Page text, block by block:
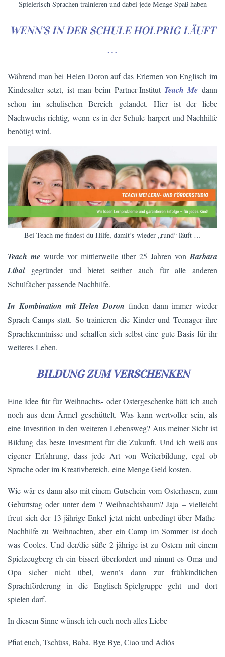
Spielerisch Sprachen trainieren und dabei jede Menge Spaß haben
WENN’S IN DER SCHULE HOLPRIG LÄUFT
…
Während man bei Helen Doron auf das Erlernen von Englisch im
Kindesalter setzt, ist man beim Partner-Institut Teach Me dann
schon im schulischen Bereich gelandet. Hier ist der liebe
Nachwuchs richtig, wenn es in der Schule harpert und Nachhilfe
benötigt wird.
Bei Teach me findest du Hilfe, damit’s wieder „rund“ läuft …
Teach me wurde vor mittlerweile über 25 Jahren vonBarbara
Libalgegründet und bietet seither auch für alle anderen
Schulfächer passende Nachhilfe.
In Kombination mit Helen Doron finden dann immer wieder
Sprach-Camps statt. So trainieren die Kinder und Teenager ihre
Sprachkenntnisse und schaffen sich selbst eine gute Basis für ihr
weiteres Leben.
BILDUNG ZUM VERSCHENKEN
Eine Idee für für Weihnachts- oder Ostergeschenke hätt ich auch
noch aus dem Ärmel geschüttelt. Was kann wertvoller sein, als
eine Investition in den weiteren Lebensweg? Aus meiner Sicht ist
Bildung das beste Investment für die Zukunft. Und ich weiß aus
eigener Erfahrung, dass jede Art von Weiterbildung, egal ob
Sprache oder im Kreativbereich, eine Menge Geld kosten.
Wie wär es dann also mit einem Gutschein vom Osterhasen, zum
Geburtstag oder unter dem ? Weihnachtsbaum? Jaja – vielleicht
freut sich der 13-jährige Enkel jetzt nicht unbedingt über Mathe-
Nachhilfe zu Weihnachten, aber ein Camp im Sommer ist doch
was Cooles. Und der/die süße 2-jährige ist zu Ostern mit einem
Spielzeugberg eh ein bisserl überfordert und nimmt es Oma und
Opa sicher nicht übel, wenn’s dann zur frühkindlichen
Sprachförderung in die Englisch-Spielgruppe geht und dort
spielen darf.
In diesem Sinne wünsch ich euch noch alles Liebe
Pfiat euch, Tschüss, Baba, Bye Bye, Ciao und Adiós